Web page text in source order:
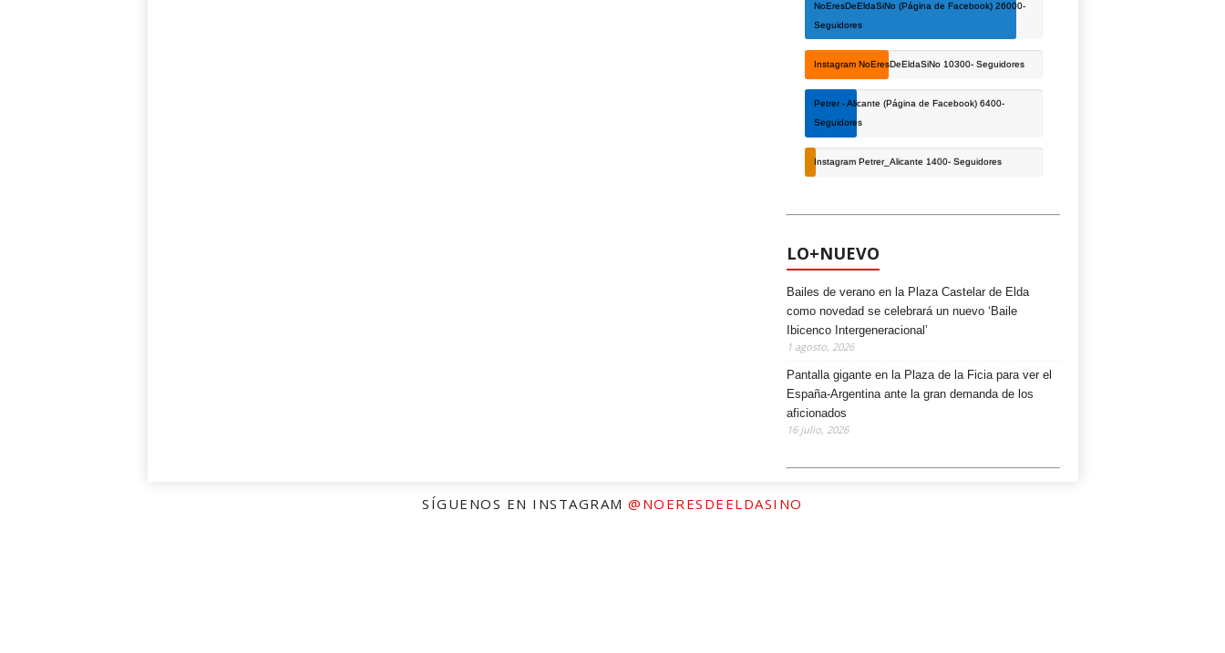
NoEresDeEldaSiNo (Página de Facebook) 26000-
Seguidores
Instagram NoEresDeEldaSiNo 10300- Seguidores
Petrer - Alicante (Página de Facebook) 6400-
Seguidores
Instagram Petrer_Alicante 1400- Seguidores
LO+NUEVO
Bailes de verano en la Plaza Castelar de Elda
como novedad se celebrará un nuevo ‘Baile
Ibicenco Intergeneracional’
1 agosto, 2026
Pantalla gigante en la Plaza de la Ficia para ver el
España-Argentina ante la gran demanda de los
aficionados
16 julio, 2026
SÍGUENOS EN INSTAGRAM@NOERESDEELDASINO